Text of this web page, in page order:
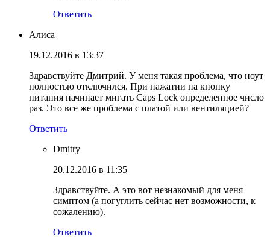
Ответить
Алиса
19.12.2016 в 13:37
Здравствуйте Дмитрий. У меня такая проблема, что ноут
полностью отключился. При нажатии на кнопку
питания начинает мигать Caps Lock определенное число
раз. Это все же проблема с платой или вентиляцией?
Ответить
Dmitry
20.12.2016 в 11:35
Здравствуйте. А это вот незнакомый для меня
симптом (а погуглить сейчас нет возможности, к
сожалению).
Ответить